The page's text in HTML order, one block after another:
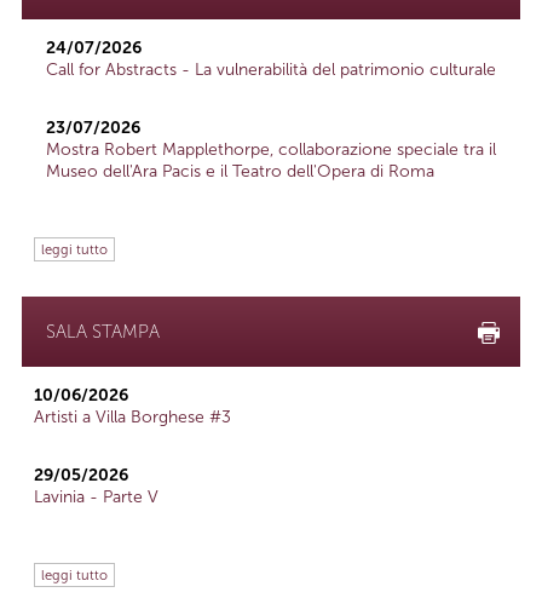
24/07/2026
Call for Abstracts - La vulnerabilità del patrimonio culturale
23/07/2026
Mostra Robert Mapplethorpe, collaborazione speciale tra il
Museo dell'Ara Pacis e il Teatro dell'Opera di Roma
leggi tutto
SALA STAMPA
10/06/2026
Artisti a Villa Borghese #3
29/05/2026
Lavinia - Parte V
leggi tutto